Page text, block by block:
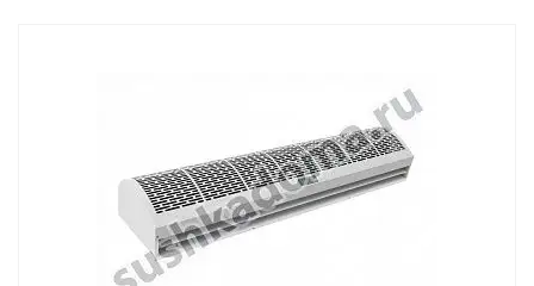
Электрическая воздушно-тепловая завеса ТЗ 20
Мощность: 20,0 кВт
Скорость воздушного потока: 5-10 м/с
Объем воздуха: 4300 м³/ч